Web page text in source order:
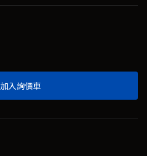
加入詢價車